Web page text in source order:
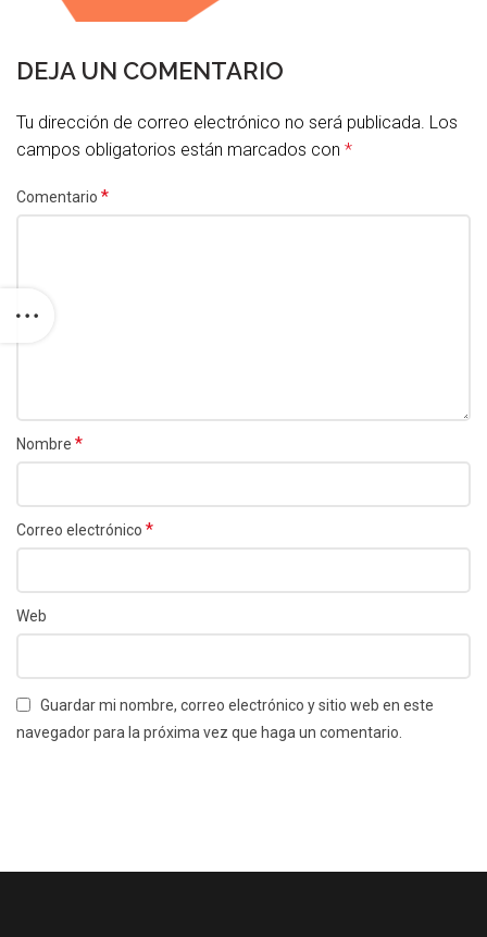
DEJA UN COMENTARIO
Tu dirección de correo electrónico no será publicada. Los
campos obligatorios están marcados con *
Comentario *
Nombre *
Correo electrónico *
Web
Guardar mi nombre, correo electrónico y sitio web en este
navegador para la próxima vez que haga un comentario.